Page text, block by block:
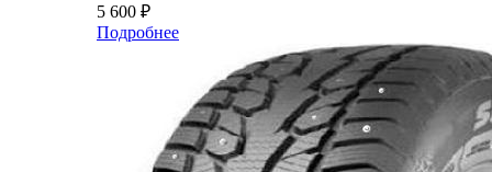
5 600 ₽
Подробнее